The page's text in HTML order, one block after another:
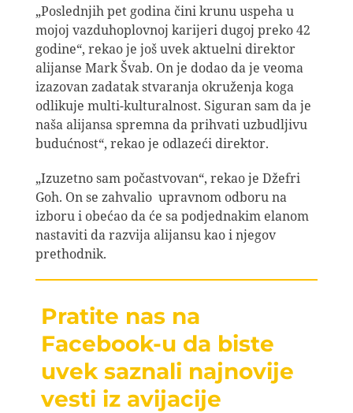
„Poslednjih pet godina čini krunu uspeha u
mojoj vazduhoplovnoj karijeri dugoj preko 42
godine“, rekao je još uvek aktuelni direktor
alijanse Mark Švab. On je dodao da je veoma
izazovan zadatak stvaranja okruženja koga
odlikuje multi-kulturalnost. Siguran sam da je
naša alijansa spremna da prihvati uzbudljivu
budućnost“, rekao je odlazeći direktor.
„Izuzetno sam počastvovan“, rekao je Džefri
Goh. On se zahvalio upravnom odboru na
izboru i obećao da će sa podjednakim elanom
nastaviti da razvija alijansu kao i njegov
prethodnik.
Pratite nas na
Facebook-u da biste
uvek saznali najnovije
vesti iz avijacije